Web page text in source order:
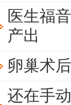
医生福
产出
卵巢术
还在手